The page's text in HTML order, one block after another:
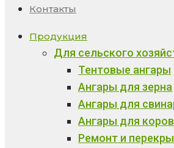
Контакты
Продукция
Для сельского
Тентовые ангары
Ангары для зерна
Ангары для
Ангары для
Ремонт и